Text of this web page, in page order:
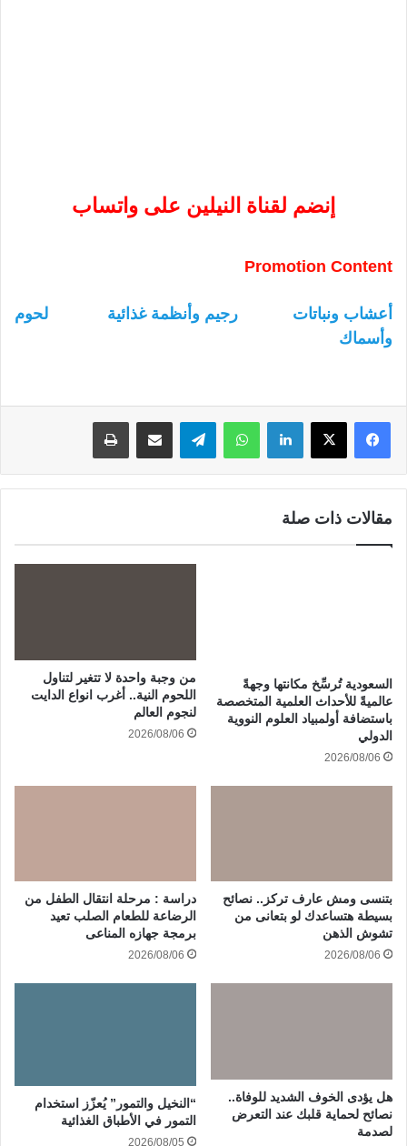
إنضم لقناة النيلين على واتساب
Promotion Content
أعشاب ونباتات رجيم وأنظمة غذائية
لحوم
وأسماك
لينكدإن واتساب
مقالات ذات صلة
السعودية تُرسِّخ مكانتها وجهةً
عالميةً للأحداث العلمية المتخصصة
باستضافة أولمبياد العلوم النووية
الدولي
2026/08/06
من وجبة واحدة لا تتغير لتناول
اللحوم النية.. أغرب انواع الدايت
لنجوم العالم
2026/08/06
بتنسى ومش عارف تركز.. نصائح
بسيطة هتساعدك لو بتعانى من
تشوش الذهن
2026/08/06
دراسة : مرحلة انتقال الطفل من
الرضاعة للطعام الصلب تعيد
برمجة جهازه المناعى
2026/08/06
هل يؤدى الخوف الشديد للوفاة..
نصائح لحماية قلبك عند التعرض
لصدمة
“النخيل والتمور” يُعزّز استخدام
التمور في الأطباق الغذائية
2026/08/05